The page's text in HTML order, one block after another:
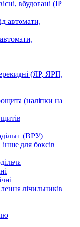
вбудовані (IP
автомати,
(ЯР, ЯРП,
(наліпки на
(ВРУ)
для боксів
лічильників